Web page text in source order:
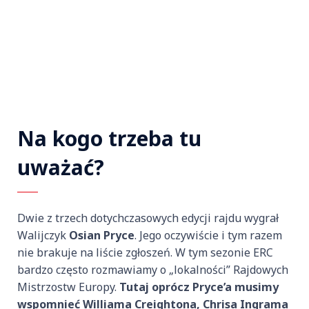
Na kogo trzeba tu
uważać?
Dwie z trzech dotychczasowych edycji rajdu wygrał
Walijczyk Osian Pryce. Jego oczywiście i tym razem
nie brakuje na liście zgłoszeń. W tym sezonie ERC
bardzo często rozmawiamy o „lokalności” Rajdowych
Mistrzostw Europy. Tutaj oprócz Pryce’a musimy
wspomnieć Williama Creightona, Chrisa Ingrama